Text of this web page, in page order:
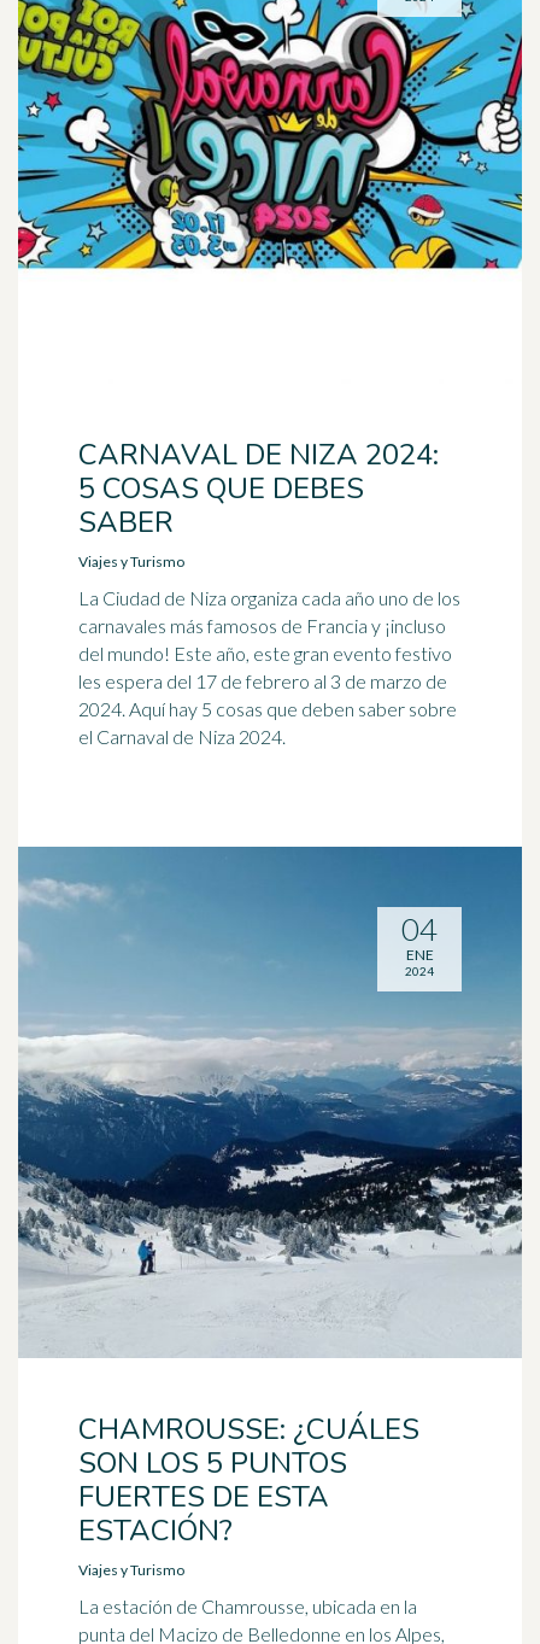
CARNAVAL DE NIZA 2024:
5 COSAS QUE DEBES
SABER
Viajes y Turismo
La Ciudad de Niza organiza cada año uno de los
carnavales más famosos de Francia y ¡incluso
del mundo! Este año, este gran evento festivo
les espera del 17 de febrero al 3 de marzo de
2024. Aquí hay 5 cosas que deben saber sobre
el Carnaval de Niza 2024.
CHAMROUSSE: ¿CUÁLES
SON LOS 5 PUNTOS
FUERTES DE ESTA
ESTACIÓN?
Viajes y Turismo
La estación de Chamrousse, ubicada en la
punta del Macizo de Belledonne en los Alpes,
04
ENE
2024